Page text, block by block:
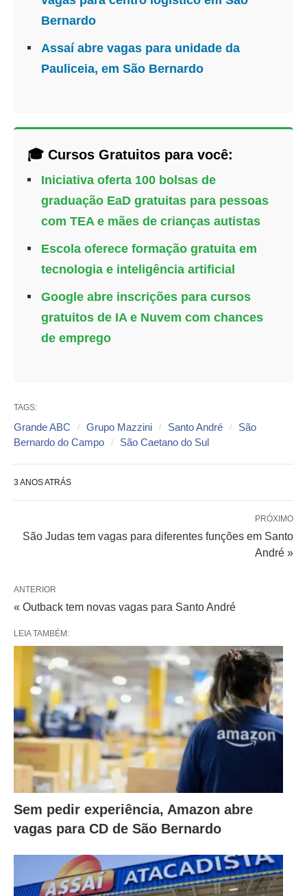
Bernardo
Assaí abre vagas para unidade da
Pauliceia, em São Bernardo
🎓 Cursos Gratuitos para você:
Iniciativa oferta 100 bolsas de
graduação EaD gratuitas para pessoas
com TEA e mães de crianças autistas
Escola oferece formação gratuita em
tecnologia e inteligência artificial
Google abre inscrições para cursos
gratuitos de IA e Nuvem com chances
de emprego
TAGS:
Grande ABC Grupo Mazzini Santo André
São
Bernardo do Campo
São Caetano do Sul
3 ANOS ATRÁS
PRÓXIMO
São Judas tem vagas para diferentes funções em Santo
André »
ANTERIOR
« Outback tem novas vagas para Santo André
LEIA TAMBÉM:
Sem pedir experiência, Amazon abre
vagas para CD de São Bernardo